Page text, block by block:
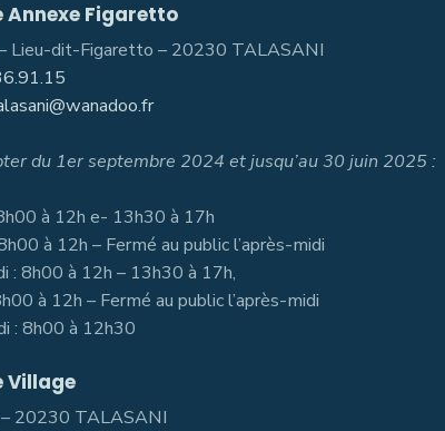
Annexe Figaretto
Lieu-dit-Figaretto – 20230 TALASANI
du 1er septembre 2024 et jusqu’au 30 juin 2025 :
à 12h e- 13h30 à 17h
à 12h – Fermé au public l’après-midi
: 8h00 à 12h – 13h30 à 17h,
à 12h – Fermé au public l’après-midi
: 8h00 à 12h30
Village
– 20230 TALASANI